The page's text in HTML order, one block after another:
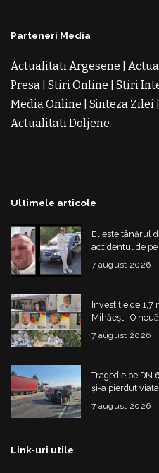
Parteneri Media
Actualitati Argesene
Presa Stiri Online Stiri
Media Online
Sinteza Zilei
Actualitati Doljene
Ultimele articole
El este tânărul
accidentul de
7 august 2026
Investiție de
Mihăești. O
construită
7 august 2026
Tragedie pe DN
și-a pierdut
7 august 2026
Link-uri utile